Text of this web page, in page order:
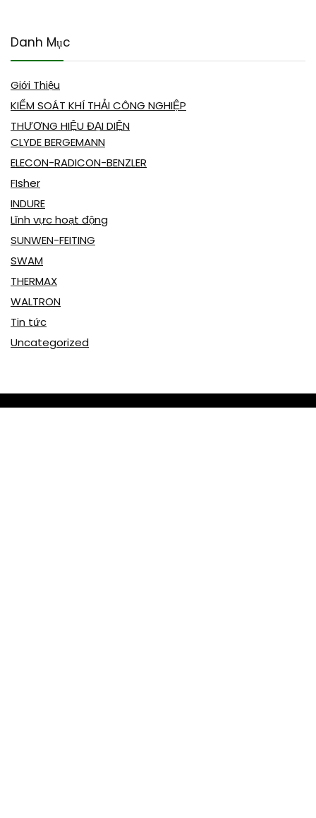
Danh Mục
Giới Thiệu
KIỂM SOÁT KHÍ THẢI CÔNG NGHIỆP
THƯƠNG HIỆU ĐẠI DIỆN
CLYDE BERGEMANN
ELECON-RADICON-BENZLER
FIsher
INDURE
Lĩnh vực hoạt động
SUNWEN-FEITING
SWAM
THERMAX
WALTRON
Tin tức
Uncategorized